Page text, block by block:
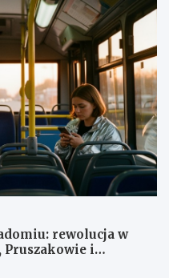
rewolucja w
i